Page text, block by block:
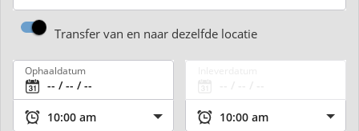
Transfer van en naar dezelfde locatie
Ophaaldatum